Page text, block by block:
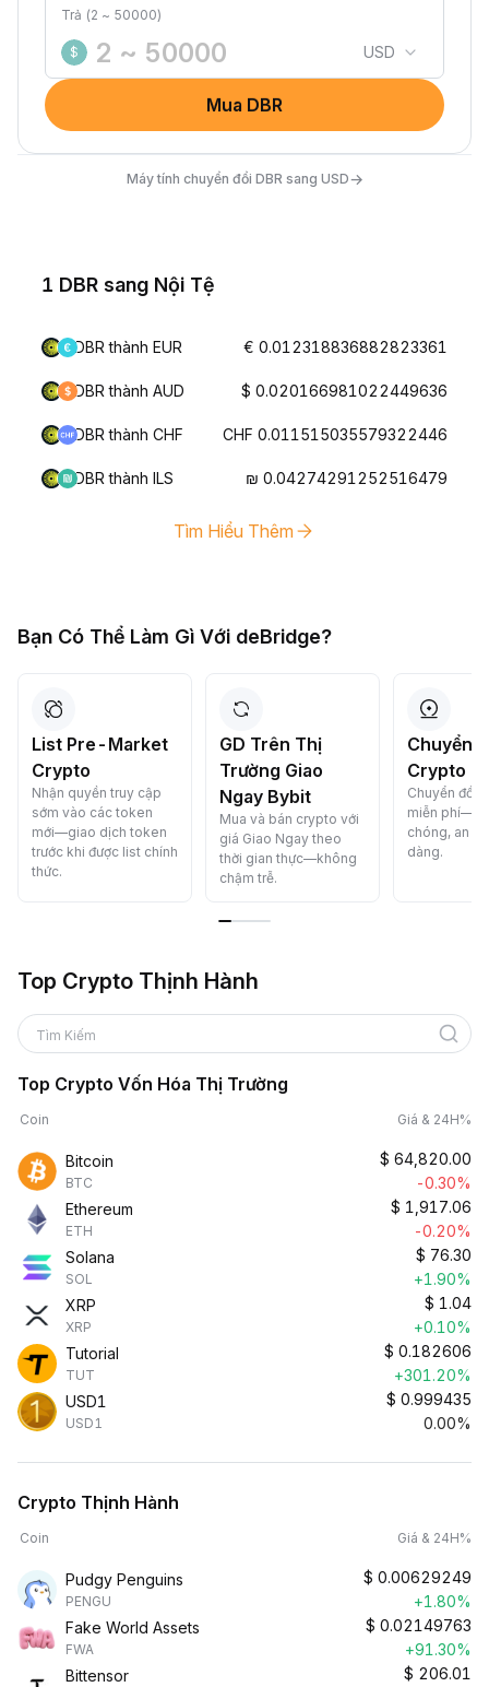
Trả (2 ~ 50000)
$ USD
Mua DBR
Máy tính chuyển đổi DBR sang USD→
1 DBR sang Nội Tệ
DBR thành EUR € 0.012318836882823361
DBR thành AUD $ 0.020166981022449636
DBR thành CHF CHF 0.011515035579322446
DBR thành ILS ₪ 0.04274291252516479
Tìm Hiểu Thêm
Bạn Có Thể Làm Gì Với deBridge?
List Pre-Market
Crypto
Nhận quyền truy cập
sớm vào các token
mới—giao dịch token
trước khi được list chính
thức.
GD Trên Thị
Trường Giao
Ngay Bybit
Mua và bán crypto với
giá Giao Ngay theo
thời gian thực—không
chậm trễ.
Chuyển
Crypto
Chuyển đổi
miễn
chóng, an
dàng.
Top Crypto Thịnh Hành
Tìm Kiếm
Top Crypto Vốn Hóa Thị Trường
Coin Giá & 24H%
Bitcoin
BTC
$ 64,820.00
-0.30%
Ethereum
ETH
$ 1,917.06
-0.20%
Solana
SOL
$ 76.30
+1.90%
XRP
XRP
$ 1.04
+0.10%
Tutorial
TUT
$ 0.182606
+301.20%
USD1
USD1
$ 0.999435
0.00%
Crypto Thịnh Hành
Coin Giá & 24H%
Pudgy Penguins
PENGU
$ 0.00629249
+1.80%
Fake World Assets
FWA
$ 0.02149763
+91.30%
Bittensor
$ 206.01